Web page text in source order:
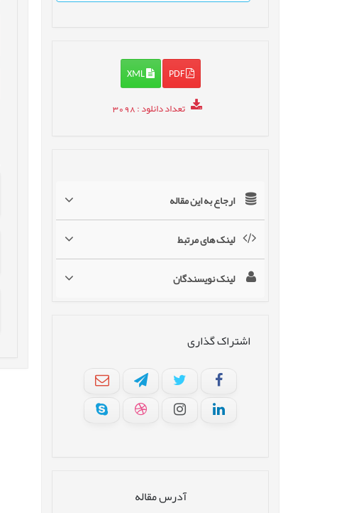
PDF
XML
تعداد دانلود: 3098
ارجاع به این مقاله
لینک های مرتبط
لینک نویسندگان
اشتراک گذاری
آدرس مقاله